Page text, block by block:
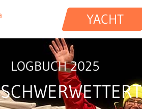
YACHT
LOGBUCH 2025